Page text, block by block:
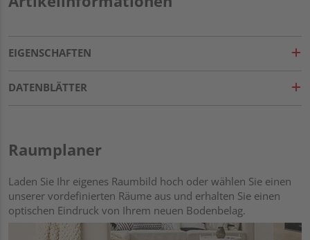
EIGENSCHAFTEN
DATENBLÄTTER
Raumplaner
Laden Sie Ihr eigenes Raumbild hoch oder wählen Sie einen
unserer vordefinierten Räume aus und erhalten Sie einen
optischen Eindruck von Ihrem neuen Bodenbelag.